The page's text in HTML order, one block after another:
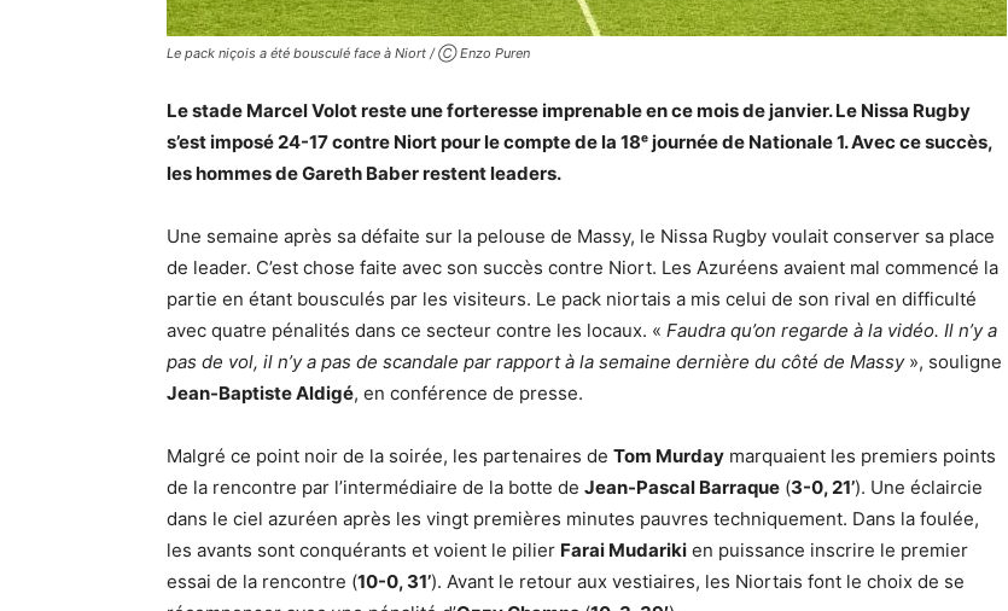
Le pack niçois a été bousculé face à Niort / Ⓒ Enzo Puren
Le stade Marcel Volot reste une forteresse imprenable en ce mois de janvier. Le Nissa Rugby
s’est imposé 24-17 contre Niort pour le compte de la 18ᵉ journée de Nationale 1. Avec ce succès,
les hommes de Gareth Baber restent leaders.
Une semaine après sa défaite sur la pelouse de Massy, le Nissa Rugby voulait conserver sa place
de leader. C’est chose faite avec son succès contre Niort. Les Azuréens avaient mal commencé la
partie en étant bousculés par les visiteurs. Le pack niortais a mis celui de son rival en difficulté
avec quatre pénalités dans ce secteur contre les locaux. « Faudra qu’on regarde à la vidéo. Il n’y a
pas de vol, il n’y a pas de scandale par rapport à la semaine dernière du côté de Massy», souligne
Jean-Baptiste Aldigé, en conférence de presse.
Malgré ce point noir de la soirée, les partenaires de Tom Murday marquaient les premiers points
de la rencontre par l’intermédiaire de la botte de Jean-Pascal Barraque (3-0, 21’). Une éclaircie
dans le ciel azuréen après les vingt premières minutes pauvres techniquement. Dans la foulée,
les avants sont conquérants et voient le pilier Farai Mudariki en puissance inscrire le premier
essai de la rencontre (10-0, 31’). Avant le retour aux vestiaires, les Niortais font le choix de se